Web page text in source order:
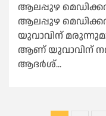
ആലപ്പുഴ
ആലപ്പുഴ
യുവാവിന്
ആണ് യുവാവിന്
ആദർശ്...